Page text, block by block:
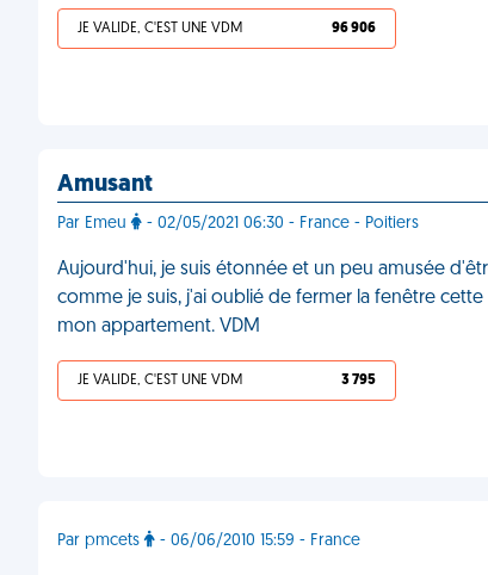
JE VALIDE, C'EST UNE VDM 96 906
Amusant
Par Emeu - 02/05/2021 06:30 - France - Poitiers
Aujourd'hui, je suis étonnée et un peu amusée
comme je suis, j'ai oublié de fermer la fenêtre
mon appartement. VDM
JE VALIDE, C'EST UNE VDM 3 795
Par pmcets - 06/06/2010 15:59 - France